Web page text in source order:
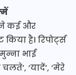
ने कई और
है। रिपोर्ट्स
भाई
‘यादें’, ‘मेरे